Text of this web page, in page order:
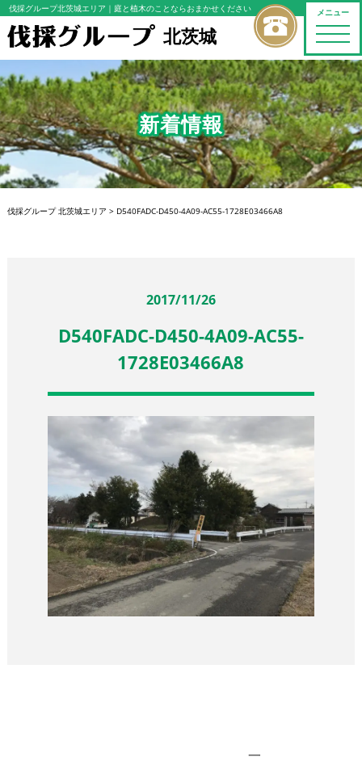
メニュー
toggle
伐採グループ北茨城エリア ｜庭と植木のことならおまかせください
北茨城
新着情報
伐採グループ 北茨城エリア > D540FADC-D450-4A09-AC55-1728E03466A8
2017/11/26
D540FADC-D450-4A09-AC55-
1728E03466A8
一